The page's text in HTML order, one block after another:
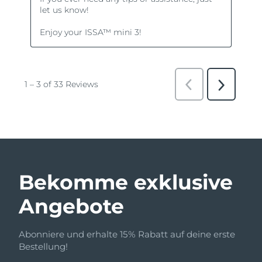
Bekomme exklusive
Angebote
Abonniere und erhalte 15% Rabatt auf deine erste
Bestellung!